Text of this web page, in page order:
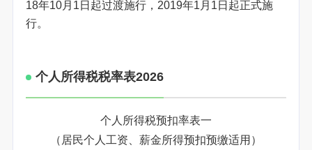
18年10月1日起过渡施行，2019年1月1日起正式施
行。
个人所得税税率表2026
个人所得税预扣率表一
（居民个人工资、薪金所得预扣预缴适用）